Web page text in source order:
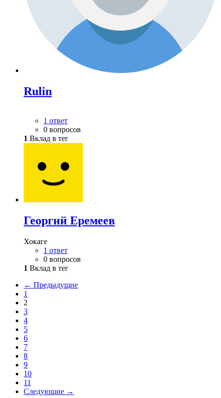
Rulin
1 ответ
0 вопросов
1 Вклад в тег
Георгий Еремеев
Хокаге
1 ответ
0 вопросов
1 Вклад в тег
← Предыдущие
1
2
3
4
5
6
7
8
9
10
11
Следующие →